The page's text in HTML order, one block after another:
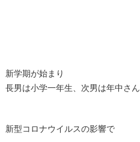
新学期が始まり
長男は小学一年生、次男は年中さん
新型コロナウイルスの影響で